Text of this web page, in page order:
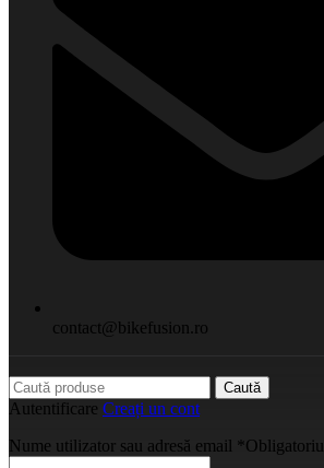
contact@bikefusion.ro
Caută
Autentificare Creați un cont
Nume utilizator sau adresă email *Obligatoriu